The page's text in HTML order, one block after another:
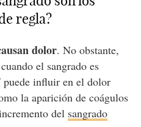
regla?
dolor. No obstante,
el sangrado es
puede influir en el dolor
la aparición de coágulos
del sangrado